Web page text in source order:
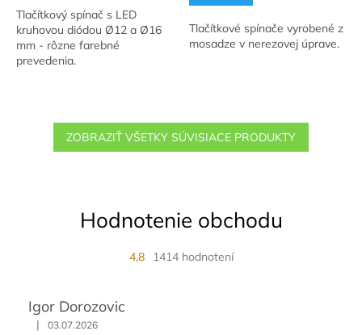
5
hviezdičiek.
Tlačítkový spínač s LED
kruhovou diódou Ø12 a Ø16
mm - rôzne farebné
prevedenia.
Tlačítkové spínače vyrobené z
mosadze v nerezovej úprave.
ZOBRAZIŤ VŠETKY SÚVISIACE PRODUKTY
Hodnotenie obchodu
4,8 1414 hodnotení
Igor Dorozovic
| 03.07.2026